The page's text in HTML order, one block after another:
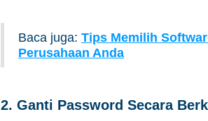
Baca juga: Tips Memilih
Perusahaan Anda
2. Ganti Password Secara